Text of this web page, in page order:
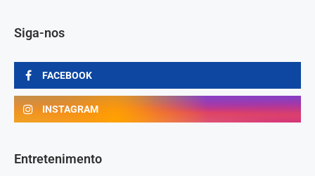
Siga-nos
FACEBOOK
INSTAGRAM
Entretenimento